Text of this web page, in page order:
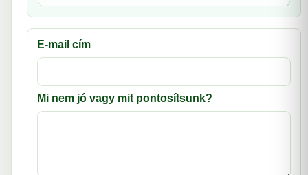
E-mail cím
Mi nem jó vagy mit pontosítsunk?